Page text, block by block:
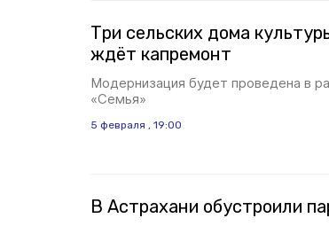
Три сельских дома
ждёт капремонт
Модернизация будет проведена в
«Семья»
5 февраля , 19:00
В Астрахани обустроили